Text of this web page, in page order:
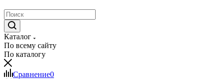
Каталог
По всему сайту
По каталогу
Сравнение0